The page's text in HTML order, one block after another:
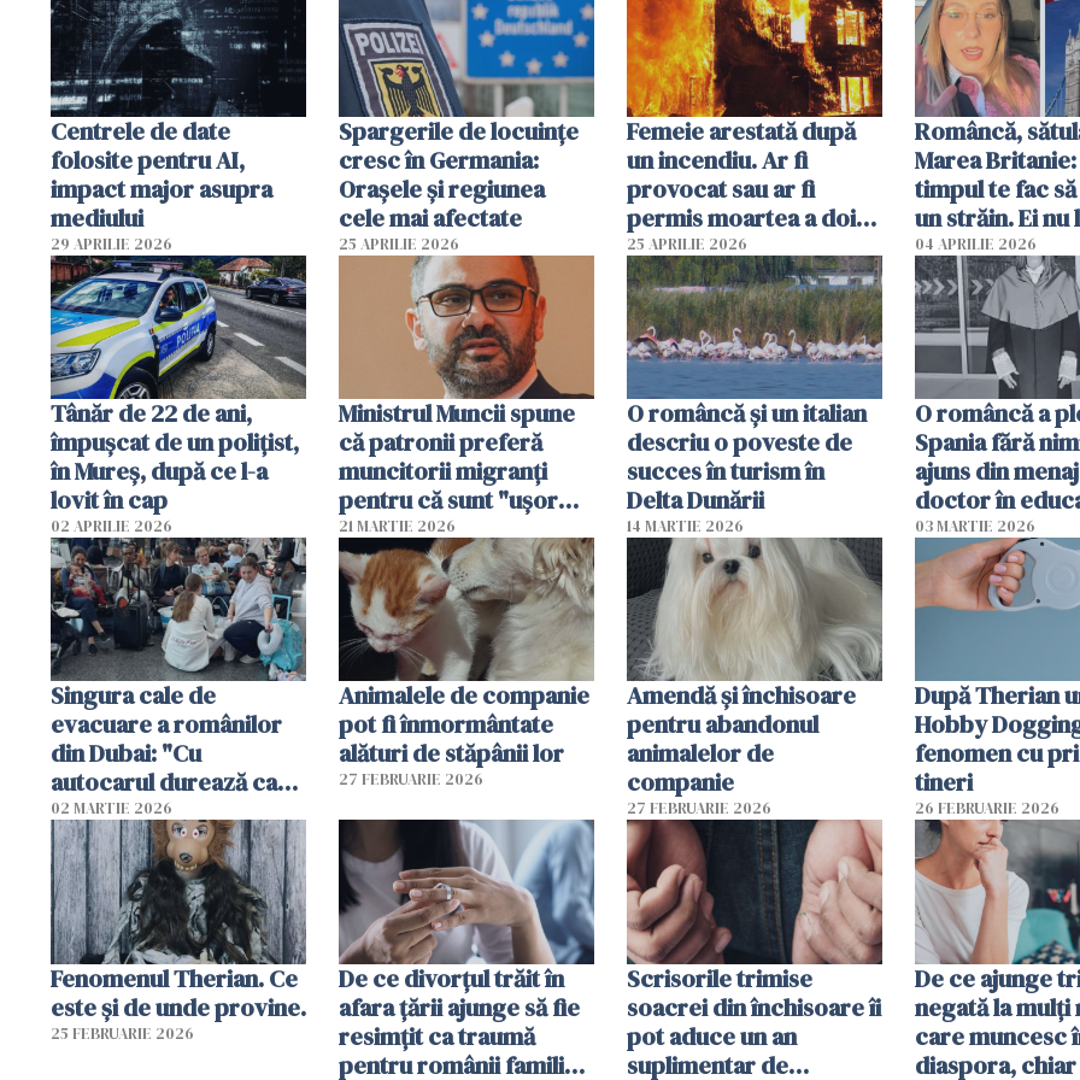
Centrele de date
folosite pentru AI,
impact major asupra
mediului
29 APRILIE 2026
Spargerile de locuințe
cresc în Germania:
Orașele și regiunea
cele mai afectate
25 APRILIE 2026
Femeie arestată după
un incendiu. Ar fi
provocat sau ar fi
permis moartea a doi
copii de 1 an și 3 ani
25 APRILIE 2026
Româncă,
Marea
timpul te fac
un străin. Ei nu
ca noi. În
oamenii sunt
04 APRILIE 2026
Tânăr de 22 de ani,
împușcat de un polițist,
în Mureș, după ce l-a
lovit în cap
02 APRILIE 2026
Ministrul Muncii spune
că patronii preferă
muncitorii migranți
pentru că sunt "uşor
dispensabili"
21 MARTIE 2026
O româncă și un italian
descriu o poveste de
succes în turism în
Delta Dunării
14 MARTIE 2026
O româncă a
Spania fără
ajuns din
doctor în
03 MARTIE 2026
Singura cale de
evacuare a românilor
din Dubai: "Cu
autocarul durează cam
două zile"
02 MARTIE 2026
Animalele de companie
pot fi înmormântate
alături de stăpânii lor
27 FEBRUARIE 2026
Amendă și închisoare
pentru abandonul
animalelor de
companie
27 FEBRUARIE 2026
După Therian
Hobby
fenomen cu
tineri
26 FEBRUARIE 2026
Fenomenul Therian. Ce
este și de unde provine.
25 FEBRUARIE 2026
De ce divorțul trăit în
afara țării ajunge să fie
resimțit ca traumă
pentru românii familiști
Scrisorile trimise
soacrei din închisoare îi
pot aduce un an
suplimentar de
De ce ajunge
negată la mulți
care muncesc
diaspora,